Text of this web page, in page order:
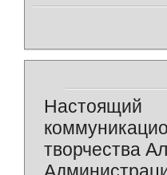
творчества